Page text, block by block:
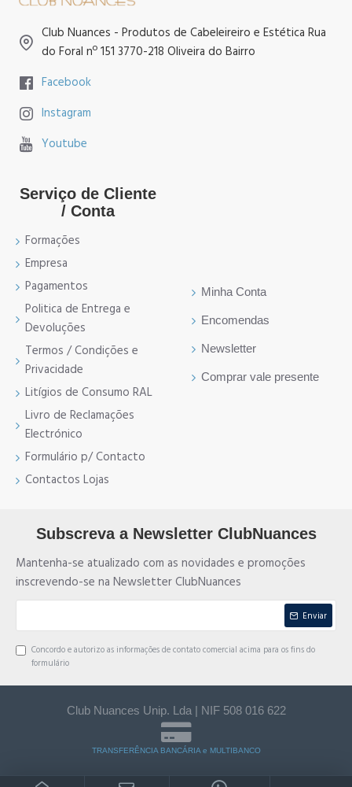
Club Nuances - Produtos de Cabeleireiro e Estética Rua
do Foral nº 151 3770-218 Oliveira do Bairro
Facebook
Instagram
Youtube
Serviço de Cliente
/ Conta
Formações
Empresa
Pagamentos
Politica de Entrega e
Devoluções
Termos / Condições e
Privacidade
Litígios de Consumo RAL
Livro de Reclamações
Electrónico
Formulário p/ Contacto
Contactos Lojas
Minha Conta
Encomendas
Newsletter
Comprar vale presente
Subscreva a Newsletter ClubNuances
Mantenha-se atualizado com as novidades e promoções
inscrevendo-se na Newsletter ClubNuances
Enviar
Concordo e autorizo as informações de contato comercial acima para os fins do
formulário
Club Nuances Unip. Lda | NIF 508 016 622
TRANSFERÊNCIA BANCÁRIA e MULTIBANCO